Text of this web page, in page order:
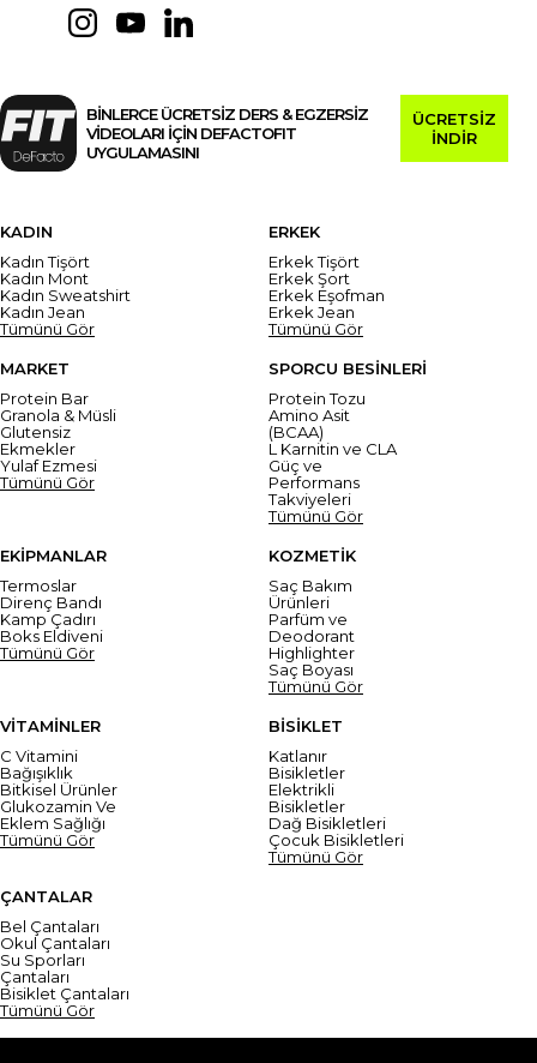
BİNLERCE ÜCRETSİZ DERS & EGZERSİZ
VİDEOLARI İÇİN DEFACTOFIT
UYGULAMASINI
ÜCRETSİZ
İNDİR
KADIN
Kadın Tişört
Kadın Mont
Kadın Sweatshirt
Kadın Jean
Tümünü Gör
ERKEK
Erkek Tişört
Erkek Şort
Erkek Eşofman
Erkek Jean
Tümünü Gör
MARKET
Protein Bar
Granola & Müsli
Glutensiz
Ekmekler
Yulaf Ezmesi
Tümünü Gör
SPORCU BESİNLERİ
Protein Tozu
Amino Asit
(BCAA)
L Karnitin ve CLA
Güç ve
Performans
Takviyeleri
Tümünü Gör
EKİPMANLAR
Termoslar
Direnç Bandı
Kamp Çadırı
Boks Eldiveni
Tümünü Gör
KOZMETİK
Saç Bakım
Ürünleri
Parfüm ve
Deodorant
Highlighter
Saç Boyası
Tümünü Gör
VİTAMİNLER
C Vitamini
Bağışıklık
Bitkisel Ürünler
Glukozamin Ve
Eklem Sağlığı
Tümünü Gör
BİSİKLET
Katlanır
Bisikletler
Elektrikli
Bisikletler
Dağ Bisikletleri
Çocuk Bisikletleri
Tümünü Gör
ÇANTALAR
Bel Çantaları
Okul Çantaları
Su Sporları
Çantaları
Bisiklet Çantaları
Tümünü Gör